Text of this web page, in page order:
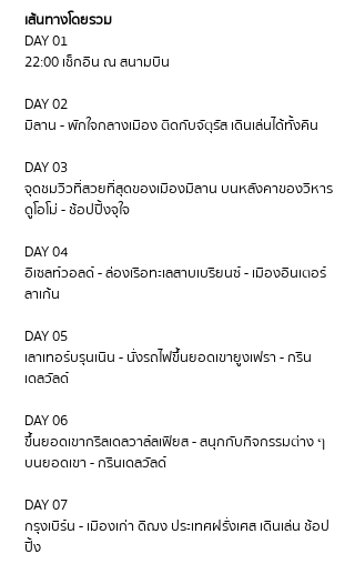
เส้นทางโดยรวม
DAY 01
22:00 เช็กอิน ณ สนามบิน
DAY 02
มิลาน - พักใจกลางเมือง ติดกับจัตุรัส เดินเล่นได้ทั้งคืน
DAY 03
จุดชมวิวที่สวยที่สุดของเมืองมิลาน บนหลังคาของวิหาร
ดูโอโม่ - ช้อปปิ้งจุใจ
DAY 04
อิเซลท์วอลด์ - ล่องเรือทะเลสาบเบรียนซ์ - เมืองอินเตอร์
ลาเก้น
DAY 05
เลาเทอร์บรุนเนิน - นั่งรถไฟขึ้นยอดเขายูงเฟรา - กริน
เดลวัลด์
DAY 06
ขึ้นยอดเขากริลเดลวาล์ลเฟียส - สนุกกับกิจกรรมต่าง ๆ
บนยอดเขา - กรินเดลวัลด์
DAY 07
กรุงเบิร์น - เมืองเก่า ดิฌง ประเทศฝรั่งเศส เดินเล่น ช้อป
ปิ้ง